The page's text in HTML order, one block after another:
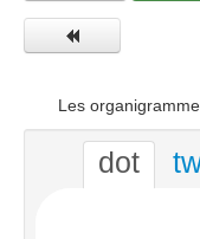
Les
dot